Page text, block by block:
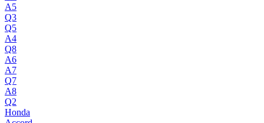
A5
Q3
Q5
A4
Q8
A6
A7
Q7
A8
Q2
Honda